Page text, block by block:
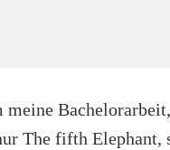
meine
The fifth Elephant,